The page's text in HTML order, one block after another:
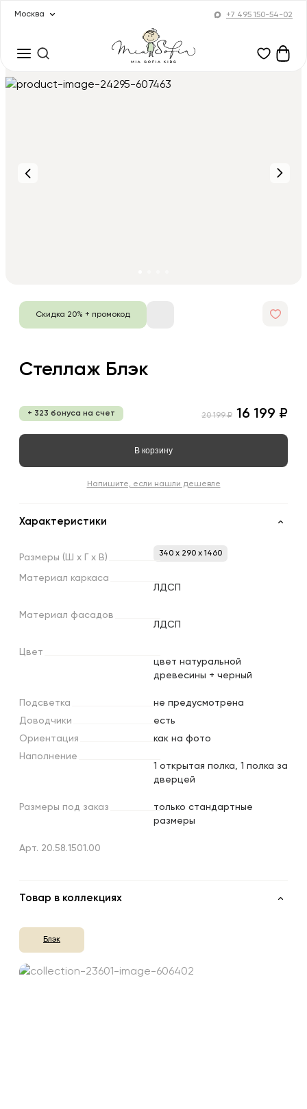
Москва +7 495 150-54-02
Скидка 20% + промокод
Стеллаж Блэк
+ 323 бонуса на счет 20 199 ₽ 16 199 ₽
В корзину
Напишите, если нашли дешевле
Характеристики
Размеры (Ш х х В) 340 x 290 x 1460
Материал каркаса
ЛДСП
Материал фасадов
ЛДСП
Цвет
цвет натуральной
древесины + черный
Подсветка
не предусмотрена
Доводчики
есть
Ориентация
как на фото
Наполнение
1 открытая полка, 1 полка за
дверцей
Размеры под заказ
только стандартные
размеры
Арт. 20.58.1501.00
Товар в коллекциях
Блэк